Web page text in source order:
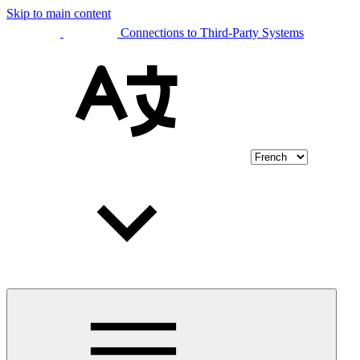
Skip to main content
Connections to Third-Party Systems